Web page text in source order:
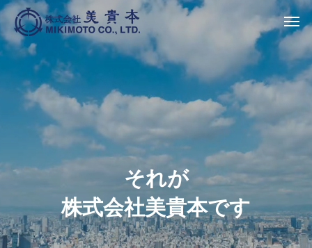
それが
株式会社美貴本です